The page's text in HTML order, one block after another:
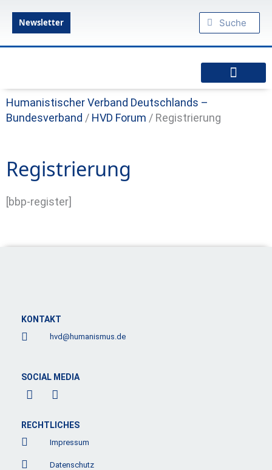
Inhalt
springen
Newsletter Suche
Suche
Humanistischer Verband Deutschlands –
Bundesverband / HVD Forum / Registrierung
Registrierung
[bbp-register]
KONTAKT
hvd@humanismus.de
SOCIAL MEDIA
F
a
e
L
i
k
e
d
i
RECHTLICHES
Impressum
Datenschutz